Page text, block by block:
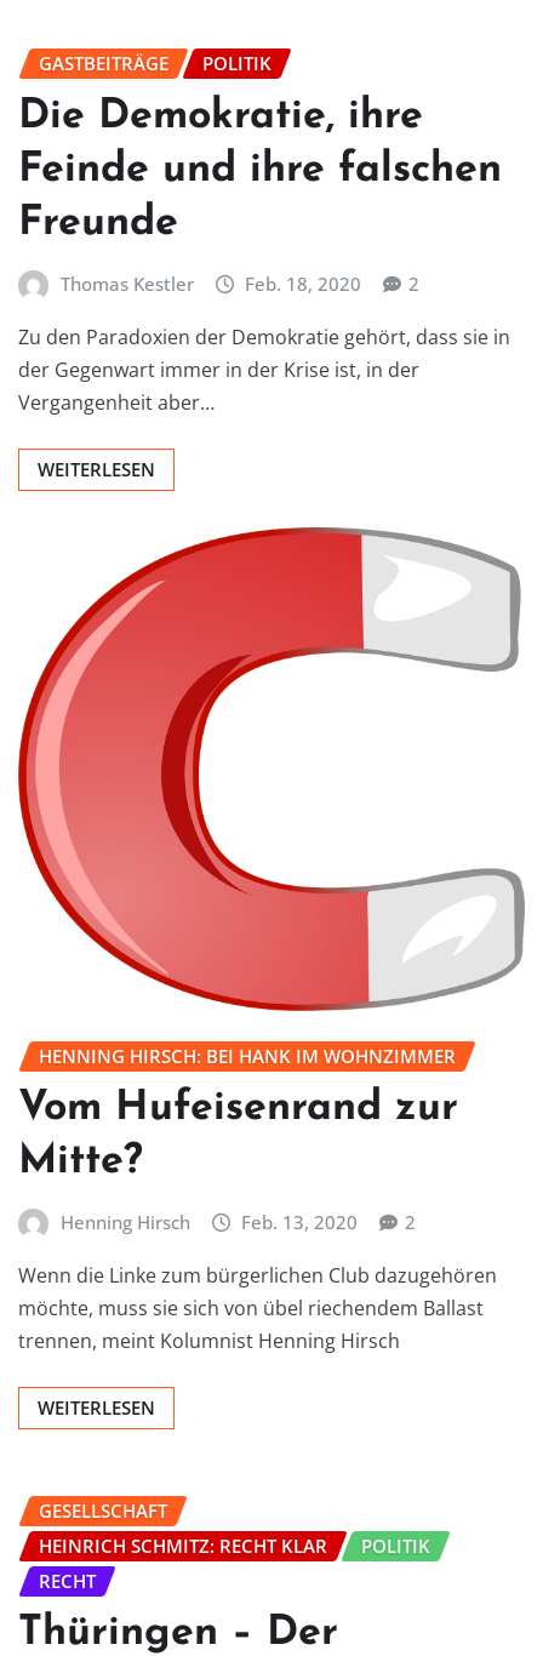
GASTBEITRÄGE POLITIK
Die Demokratie, ihre
Feinde und ihre falschen
Freunde
Thomas Kestler Feb. 18, 2020 2
Zu den Paradoxien der Demokratie gehört, dass sie in
der Gegenwart immer in der Krise ist, in der
Vergangenheit aber…
WEITERLESEN
HENNING HIRSCH: BEI HANK IM WOHNZIMMER
Vom Hufeisenrand zur
Mitte?
Henning Hirsch Feb. 13, 2020 2
Wenn die Linke zum bürgerlichen Club dazugehören
möchte, muss sie sich von übel riechendem Ballast
trennen, meint Kolumnist Henning Hirsch
WEITERLESEN
GESELLSCHAFT
HEINRICH SCHMITZ: RECHT KLAR
POLITIK
RECHT
Thüringen – Der